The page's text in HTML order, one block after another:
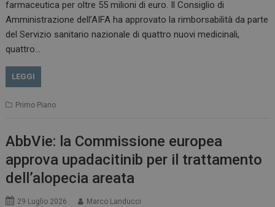
farmaceutica per oltre 55 milioni di euro. Il Consiglio di
Amministrazione dell’AIFA ha approvato la rimborsabilità da parte
del Servizio sanitario nazionale di quattro nuovi medicinali,
quattro…
LEGGI
Primo Piano
AbbVie: la Commissione europea
approva upadacitinib per il trattamento
dell’alopecia areata
29 Luglio 2026 Marco Landucci
VISITOR_INFO1_LIVE
Google LLC
.youtube.com
5